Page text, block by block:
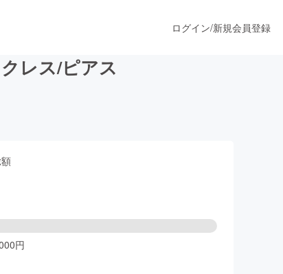
ログイン/新規会員登録
レス/ピアス
円